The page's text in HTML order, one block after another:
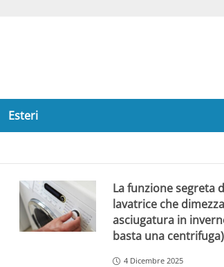
Esteri
La funzione segreta
lavatrice che
asciugatura in
basta una centrifuga)
4 Dicembre 2025